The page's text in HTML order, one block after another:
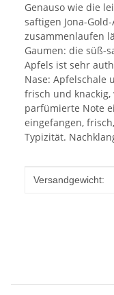
Genauso wie die
saftigen Jona-
zusammenlaufen
Gaumen: die süß-
Apfels ist sehr
Nase: Apfelschale
frisch und knackig,
parfümierte Note
eingefangen,
Typizität.
Wert
Versandgewicht: